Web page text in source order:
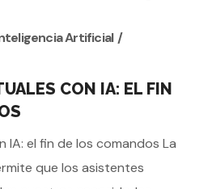
Artificial
CON IA: EL FIN
el fin de los comandos La
que los asistentes